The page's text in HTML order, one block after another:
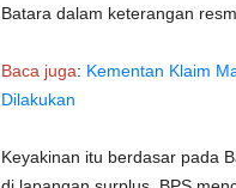
Batara dalam keterangan
Baca juga: Kementan Klaim
Dilakukan
Keyakinan itu berdasar pada